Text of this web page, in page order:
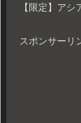
【限定】ア
スポンサーリ